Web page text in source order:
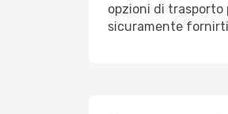
opzioni di
sicuramente